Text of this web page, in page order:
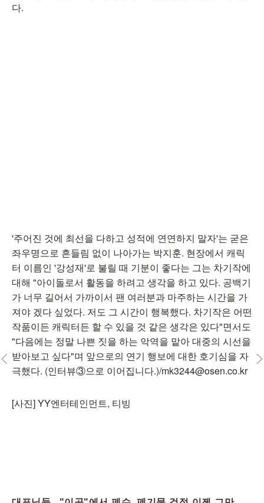
다.
'주어진 것에 최선을 다하고 성적에 연연하지 말자'는 굳은
좌우명으로 흔들림 없이 나아가는 박지훈. 현장에서 캐릭
터 이름인 '강성재'로 불릴 때 기분이 좋다는 그는 차기작에
대해 "아이돌로서 활동을 하려고 생각을 하고 있다. 공백기
가 너무 길어서 가까이서 팬 여러분과 마주하는 시간을 가
져야 겠다 싶었다. 저도 그 시간이 행복했다. 차기작은 어떤
작품이든 캐릭터든 할 수 있을 것 같은 생각은 있다"면서도
"다음에는 정말 나쁜 짓을 하는 악역을 맡아 대중의 시선을
받아보고 싶다"며 앞으로의 연기 행보에 대한 호기심을 자
극했다. (인터뷰③으로 이어집니다.)/mk3244@osen.co.kr
[사진] YY엔터테인먼트, 티빙